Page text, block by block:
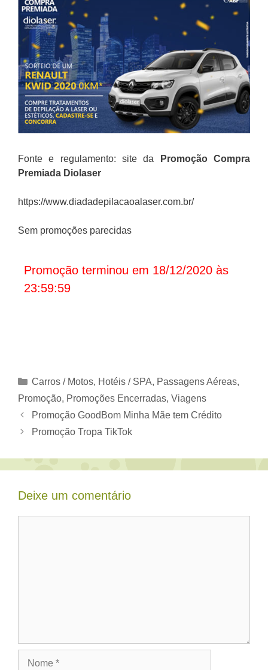
Fonte e regulamento: site da PromoçãoCompra
Premiada Diolaser
https://www.diadadepilacaoalaser.com.br/
Sem promoções parecidas
Promoção terminou em 18/12/2020 às
23:59:59
Categorias
Carros / Motos, Hotéis / SPA, Passagens Aéreas,
Promoção, Promoções Encerradas, Viagens
Promoção GoodBom Minha Mãe tem Crédito
Promoção Tropa TikTok
Deixe um comentário